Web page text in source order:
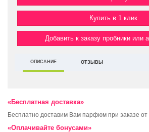
Купить в 1 клик
Добавить к заказу пробники или
ОПИСАНИЕ ОТЗЫВЫ
«Бесплатная доставка»
Бесплатно доставим Вам парфюм при заказе от
«Оплачивайте бонусами»